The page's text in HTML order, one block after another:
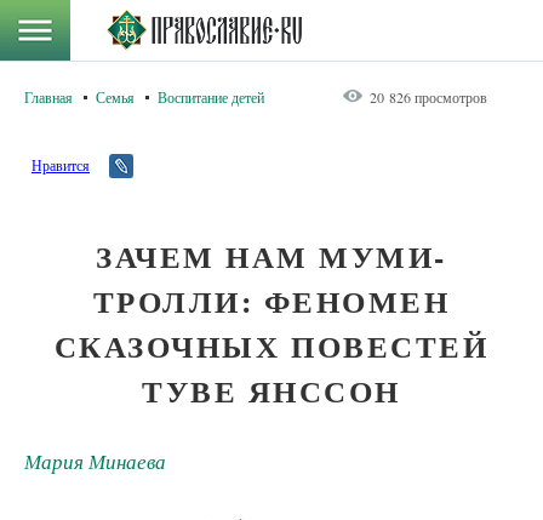
Главная Семья Воспитание детей 20 826 просмотров
Нравится
ЗАЧЕМ НАМ МУМИ-
ТРОЛЛИ: ФЕНОМЕН
СКАЗОЧНЫХ ПОВЕСТЕЙ
ТУВЕ ЯНССОН
Мария Минаева